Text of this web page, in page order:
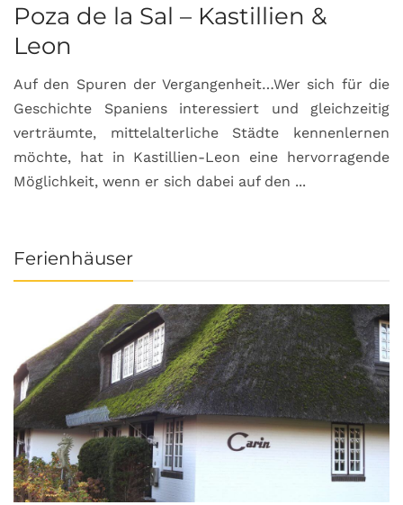
Poza de la Sal – Kastillien &
Leon
Auf den Spuren der Vergangenheit…Wer sich für die
Geschichte Spaniens interessiert und gleichzeitig
verträumte, mittelalterliche Städte kennenlernen
möchte, hat in Kastillien-Leon eine hervorragende
Möglichkeit, wenn er sich dabei auf den ...
Ferienhäuser